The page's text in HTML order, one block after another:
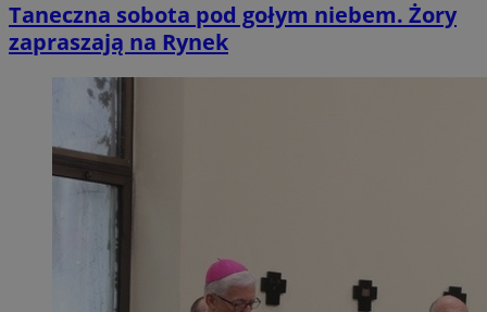
Taneczna sobota pod gołym niebem. Żory
zapraszają na Rynek